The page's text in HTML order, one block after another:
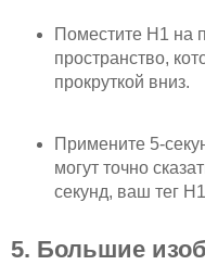
Поместите H1 на
пространство,
прокруткой вниз.
Примените 5-
могут точно
секунд, ваш тег
5. Большие